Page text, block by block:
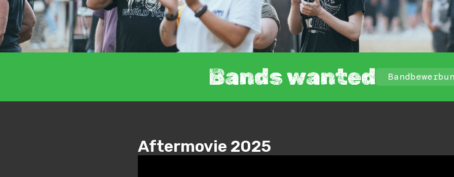
Bands wanted
Aftermovie 2025